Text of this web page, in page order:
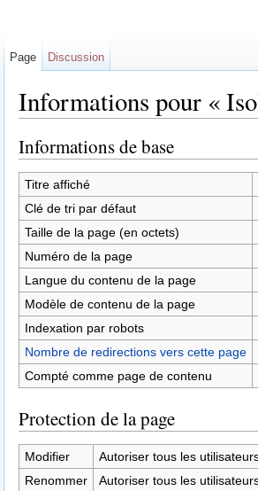
Informations pour «
Informations de base
Titre affiché
Clé de tri par défaut
Taille de la page (en octets)
Numéro de la page
Langue du contenu de la page
Modèle de contenu de la page
Indexation par robots
Nombre de redirections vers cette page
Compté comme page de contenu
Protection de la page
Modifier
Autoriser tous les
Renommer
Autoriser tous les
Page Discussion